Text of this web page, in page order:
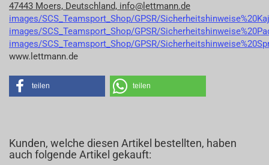
47443 Moers, Deutschland, info@lettmann.de
images/SCS_Teamsport_Shop/GPSR/
images/SCS_Teamsport_Shop/GPSR/
images/SCS_Teamsport_Shop/GPSR/
www.lettmann.de
teilen teilen
Kunden, welche diesen Artikel bestellten, haben
auch folgende Artikel gekauft: